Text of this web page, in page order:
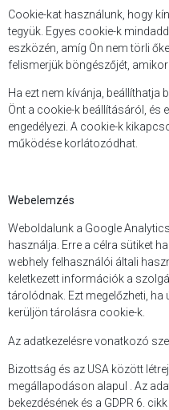
Cookie-kat használunk, hogy
tegyük. Egyes cookie-k
eszközén, amíg Ön nem törli
felismerjük böngészőjét,
Ha ezt nem kívánja, beállíthatja
Önt a cookie-k beállításáról, és
engedélyezi. A cookie-k
működése korlátozódhat.
Webelemzés
Weboldalunk a Google
használja. Erre a célra sütiket
webhely felhasználói általi
keletkezett információk a
tárolódnak. Ezt megelőzheti, ha
kerüljön tárolásra cookie-k.
Az adatkezelésre vonatkozó
Bizottság és az USA között
megállapodáson alapul . Az
bekezdésének és a GDPR 6.